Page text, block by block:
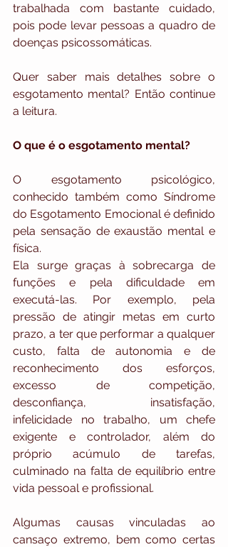
trabalhada com bastante cuidado,
pois pode levar pessoas a quadro de
doenças psicossomáticas.
Quer saber mais detalhes sobre o
esgotamento mental? Então continue
a leitura.
O que é o esgotamento mental?
O esgotamento psicológico,
conhecido também como Síndrome
do Esgotamento Emocional é definido
pela sensação de exaustão mental e
física.
Ela surge graças à sobrecarga de
funções e pela dificuldade em
executá-las. Por exemplo, pela
pressão de atingir metas em curto
prazo, a ter que performar a qualquer
custo, falta de autonomia e de
reconhecimento dos esforços,
excesso de competição,
desconfiança, insatisfação,
infelicidade no trabalho, um chefe
exigente e controlador, além do
próprio acúmulo de tarefas,
culminado na falta de equilíbrio entre
vida pessoal e profissional.
Algumas causas vinculadas ao
cansaço extremo, bem como certas